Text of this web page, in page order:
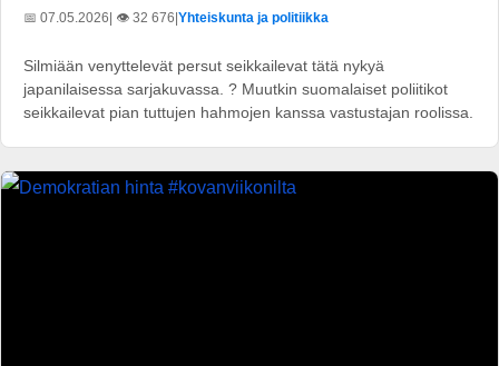
📅 07.05.2026 | 👁️ 32 676 Yhteiskunta ja politiikka
Silmiään venyttelevät persut seikkailevat tätä nykyä
japanilaisessa sarjakuvassa. ? Muutkin suomalaiset poliitikot
seikkailevat pian tuttujen hahmojen kanssa vastustajan roolissa.